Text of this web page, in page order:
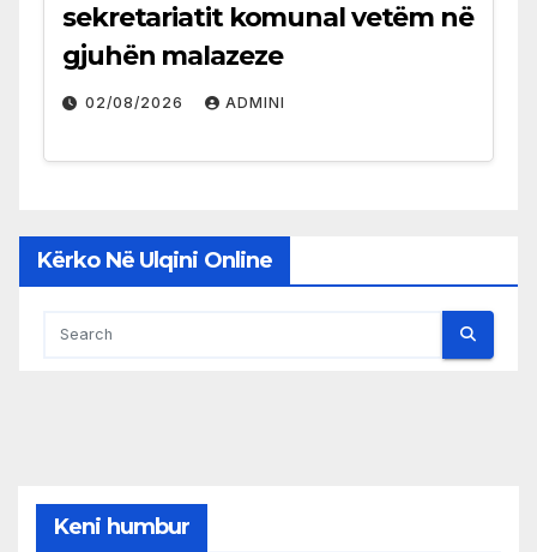
sekretariatit komunal vetëm në
gjuhën malazeze
02/08/2026 ADMINI
Kërko Në Ulqini Online
Keni humbur